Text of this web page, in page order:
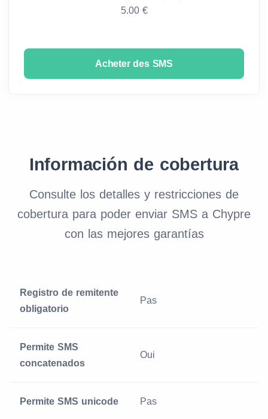
5.00 €
Acheter des SMS
Información de cobertura
Consulte los detalles y restricciones de
cobertura para poder enviar SMS a Chypre
con las mejores garantías
Registro de remitente
obligatorio
Pas
Permite SMS
concatenados
Oui
Permite SMS unicode Pas